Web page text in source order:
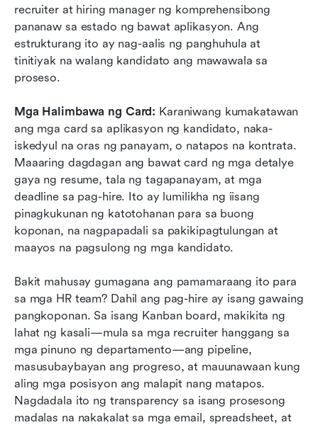
recruiter at hiring manager ng komprehensibong
pananaw sa estado ng bawat aplikasyon. Ang
estrukturang ito ay nag-aalis ng panghuhula at
tinitiyak na walang kandidato ang mawawala sa
proseso.
Mga Halimbawa ng Card: Karaniwang kumakatawan
ang mga card sa aplikasyon ng kandidato, naka-
iskedyul na oras ng panayam, o natapos na kontrata.
Maaaring dagdagan ang bawat card ng mga detalye
gaya ng resume, tala ng tagapanayam, at mga
deadline sa pag-hire. Ito ay lumilikha ng iisang
pinagkukunan ng katotohanan para sa buong
koponan, na nagpapadali sa pakikipagtulungan at
maayos na pagsulong ng mga kandidato.
Bakit mahusay gumagana ang pamamaraang ito para
sa mga HR team? Dahil ang pag-hire ay isang gawaing
pangkoponan. Sa isang Kanban board, makikita ng
lahat ng kasali—mula sa mga recruiter hanggang sa
mga pinuno ng departamento—ang pipeline,
masusubaybayan ang progreso, at mauunawaan kung
aling mga posisyon ang malapit nang matapos.
Nagdadala ito ng transparency sa isang prosesong
madalas na nakakalat sa mga email, spreadsheet, at